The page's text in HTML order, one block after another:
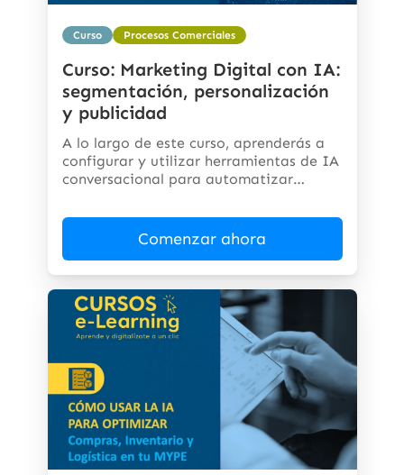
Curso Procesos Comerciales
Curso: Marketing Digital con IA:
segmentación, personalización
y publicidad
A lo largo de este curso, aprenderás a
configurar y utilizar herramientas de IA
conversacional para automatizar
Comenzar ahora